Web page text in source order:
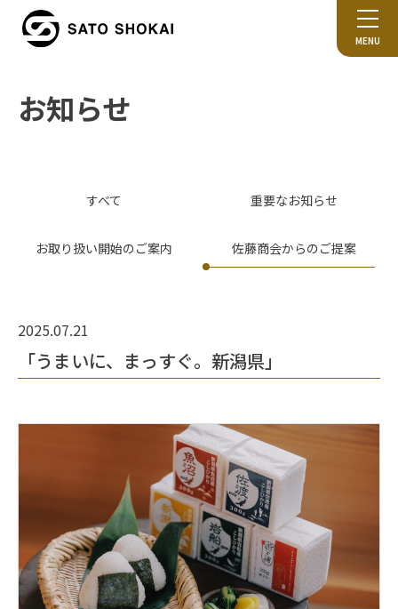
MENU
お知らせ
すべて 重要なお知らせ
お取り扱い開始のご案内 佐藤商会からのご提案
2025.07.21
「うまいに、まっすぐ。新潟県」